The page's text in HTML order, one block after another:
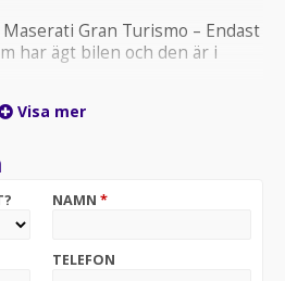
Gran Turismo – Endast
har ägt bilen och den är i
kontant – från endast 4 990
upp till 100 000 kr.
– smidigt, säkert och
– tryggt och bekvämt.
Visa mer
NAMN *
TELEFON